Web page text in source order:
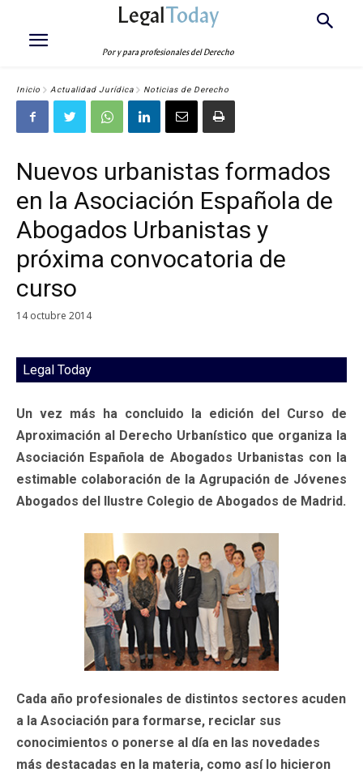
LegalToday
Por y para profesionales del Derecho
Inicio Actualidad Jurídica Noticias de Derecho
Nuevos urbanistas formados
en la Asociación Española de
Abogados Urbanistas y
próxima convocatoria de
curso
14 octubre 2014
Legal Today
Un vez más ha concluido la edición del Curso de
Aproximación al Derecho Urbanístico que organiza la
Asociación Española de Abogados Urbanistas con la
estimable colaboración de la Agrupación de Jóvenes
Abogados del Ilustre Colegio de Abogados de Madrid.
Cada año profesionales de distintos sectores acuden
a la Asociación para formarse, reciclar sus
conocimientos o ponerse al día en las novedades
más destacadas en la materia, como así lo hicieron